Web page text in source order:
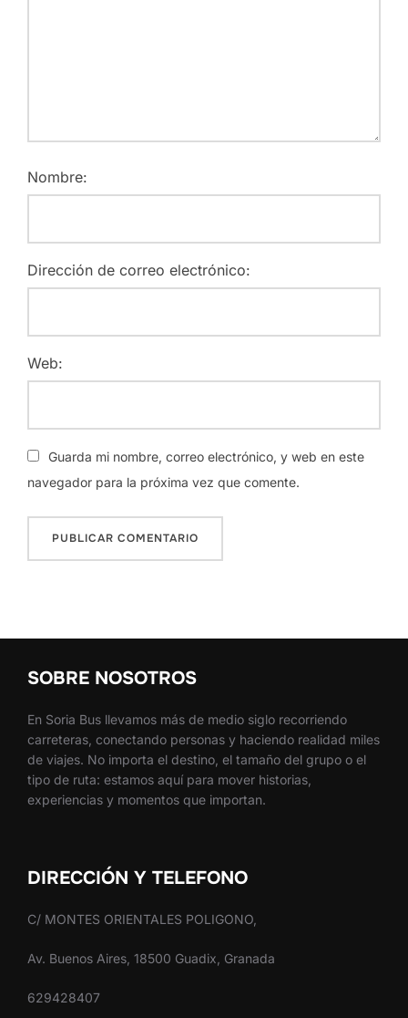
Nombre:
Dirección de correo electrónico:
Web:
Guarda mi nombre, correo electrónico, y web en este
navegador para la próxima vez que comente.
SOBRE NOSOTROS
En Soria Bus llevamos más de medio siglo recorriendo
carreteras, conectando personas y haciendo realidad miles
de viajes. No importa el destino, el tamaño del grupo o el
tipo de ruta: estamos aquí para mover historias,
experiencias y momentos que importan.
DIRECCIÓN Y TELEFONO
C/ MONTES ORIENTALES POLIGONO,
Av. Buenos Aires, 18500 Guadix, Granada
629428407